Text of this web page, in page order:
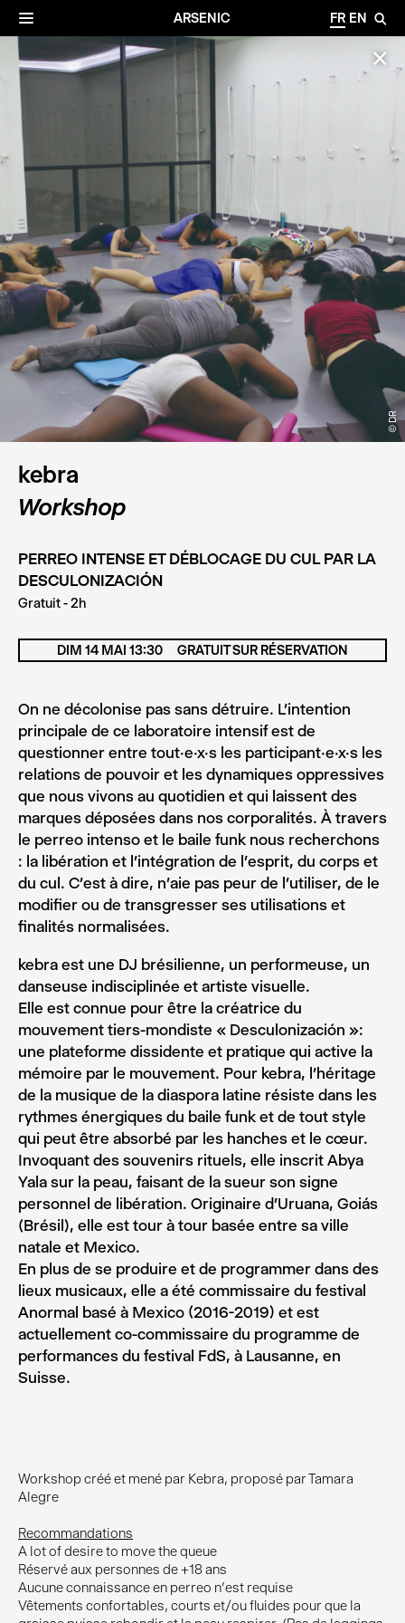
ARSENIC FR EN 🔎
☰
✕
© DR
kebra
Workshop
PERREO INTENSE ET DÉBLOCAGE DU CUL PAR LA
DESCULONIZACIÓN
Gratuit - 2h
Workshop créé et mené par Kebra, proposé par Tamara
Alegre
Recommandations
A lot of desire to move the queue
Réservé aux personnes de +18 ans
Aucune connaissance en perreo n'est requise
Vêtements confortables, courts et/ou fluides pour que la
On ne décolonise pas sans détruire. L’intention
principale de ce laboratoire intensif est de
questionner entre tout.e.x.s les participant.e.x.s les
relations de pouvoir et les dynamiques oppressives
que nous vivons au quotidien et qui laissent des
marques déposées dans nos corporalités. À travers
le perreo intenso et le baile funk nous recherchons
: la libération et l’intégration de l’esprit, du corps et
du cul. C’est à dire, n’aie pas peur de l’utiliser, de le
modifier ou de transgresser ses utilisations et
finalités normalisées.
kebra est une DJ brésilienne, un performeuse, un
danseuse indisciplinée et artiste visuelle.
Elle est connue pour être la créatrice du
mouvement tiers-mondiste « Desculonización »:
une plateforme dissidente et pratique qui active la
mémoire par le mouvement. Pour kebra, l’héritage
de la musique de la diaspora latine résiste dans les
rythmes énergiques du baile funk et de tout style
qui peut être absorbé par les hanches et le cœur.
Invoquant des souvenirs rituels, elle inscrit Abya
Yala sur la peau, faisant de la sueur son signe
personnel de libération. Originaire d’Uruana, Goiás
(Brésil), elle est tour à tour basée entre sa ville
natale et Mexico.
En plus de se produire et de programmer dans des
lieux musicaux, elle a été commissaire du festival
Anormal basé à Mexico (2016-2019) et est
actuellement co-commissaire du programme de
performances du festival FdS, à Lausanne, en
Suisse.
DIM 14 MAI 13:30 GRATUIT SUR RÉSERVATION